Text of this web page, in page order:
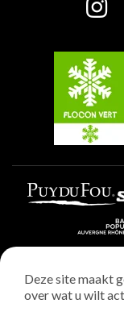
Charter van
Plagne Villages
Plagne Aime 2000
Wettelijke
Deze site maakt
over wat u wilt